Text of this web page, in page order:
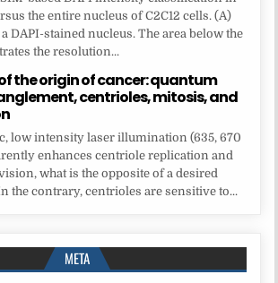
the entire nucleus of C2C12 cells. (A)
DAPI-stained nucleus. The area below the
the resolution...
the origin of cancer: quantum
centrioles, mitosis, and
low intensity laser illumination (635, 670
enhances centriole replication and
what is the opposite of a desired
the contrary, centrioles are sensitive to...
META